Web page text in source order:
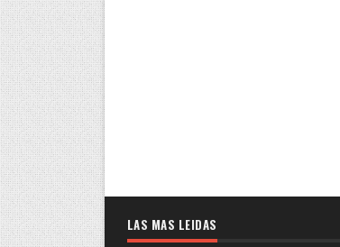
LAS MAS LEIDAS